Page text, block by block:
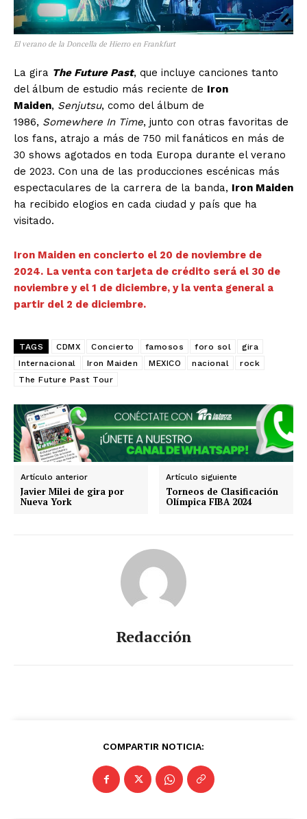
Estados
Baja California Sur Campeche
Chiapas
Chihuahua
Ciudad de México Coahuila
Colima Durango
Estado de México
Guanajuato
Guerrero Hidalgo
Jalisco
Michoacán
Zacatecas Yucatán Veracruz
Tlaxcala Tamaulipas
Sonora
Quintana Roo
Nayarit
Morelos
El verano de la Doncella de Hierro en Frankfurt
La gira The Future Past, que incluye canciones tanto
del álbum de estudio más reciente de Iron
Maiden, Senjutsu, como del álbum de
1986, Somewhere In Time, junto con otras favoritas de
los fans, atrajo a más de 750 mil fanáticos en más de
30 shows agotados en toda Europa durante el verano
de 2023. Con una de las producciones escénicas más
espectaculares de la carrera de la banda, Iron Maiden
ha recibido elogios en cada ciudad y país que ha
visitado.
Iron Maiden en concierto el 20 de noviembre de
2024. La venta con tarjeta de crédito será el 30 de
noviembre y el 1 de diciembre, y la venta general a
partir del 2 de diciembre.
TAGS CDMX Concierto famosos foro sol
gira
Internacional
Iron Maiden MEXICO nacional
rock
The Future Past Tour
Artículo anterior
Javier Milei de gira por
Nueva York
Artículo siguiente
Torneos de Clasificación
Olímpica FIBA 2024
Redacción
COMPARTIR NOTICIA: